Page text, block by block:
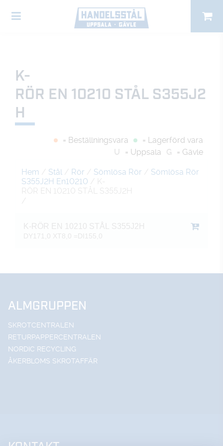
K-
RÖR EN 10210 STÅL S355J2
H
= Beställningsvara
= Lagerförd vara
U
= Uppsala G = Gävle
Hem / Stål / Rör / Sömlösa Rör / Sömlösa Rör
S355J2H En10210 / K-
RÖR EN 10210 STÅL S355J2H
/
K-RÖR EN 10210 STÅL S355J2H
DY171,0 XT8,0 =DI155,0
ALMGRUPPEN
SKROTCENTRALEN
RETURPAPPERCENTRALEN
NORDIC RECYCLING
ÅKERBLOMS SKROTAFFÄR